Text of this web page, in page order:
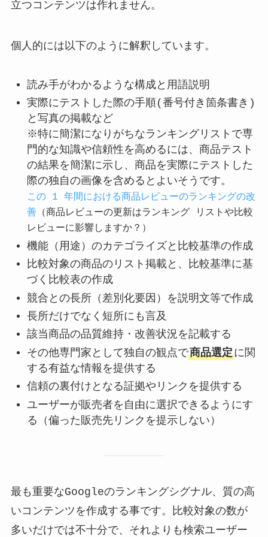
立つコンテンツは作れません。
個人的には以下のように解釈しています。
読み手がわかるような構成と用語説明
実際にテストした際の手順(番号付き箇条書き)
と写真の掲載など
※特に簡潔になりがちなランキングリストで専
門的な知識や信頼性を高めるには、商品テスト
の結果を簡潔に示し、商品を実際にテストした
際の独自の画像を含めるとよいそうです。
この 1 年間における商品レビューのランキングの改
善（商品レビューの更新はランキング リストや比較
レビューに影響しますか？）
機能（用途）のカテゴライズと比較基準の作成
比較対象の商品のリスト掲載と、比較基準に基
づく比較表の作成
競合との長所（差別化要因）を説明文等で作成
長所だけでなく短所にも言及
該当商品の品質維持・改善状況を記載する
その他専門家として独自の観点で商品選定に関
する有益な情報を提供する
信頼の裏付けとなる証拠やリンクを提供する
ユーザーが販売者を自由に選択できるようにす
る（偏った販売先リンクを提示しない）
最も重要なGoogleのランキングシグナル、質の高
いコンテンツを作成する事です。比較対象の数が
多いだけでは不十分で、それよりも検索ユーザー